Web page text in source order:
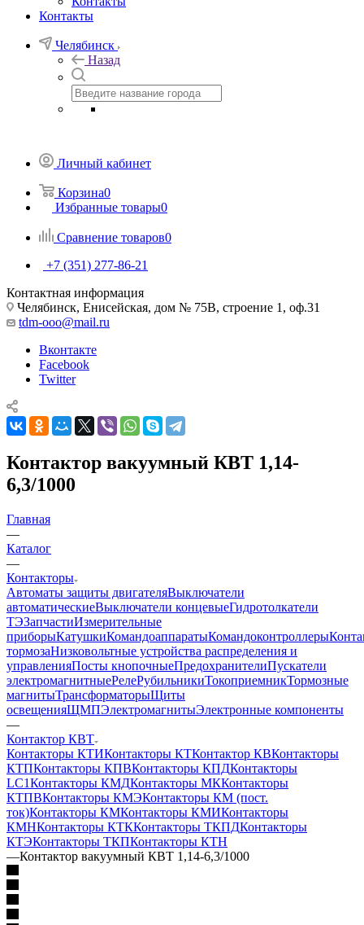
Контакты
Челябинск
Назад
Личный кабинет
Корзина0
Избранные товары0
Сравнение товаров0
+7 (351) 277-86-21
Контактная информация
Челябинск, Енисейская, дом № 75В, строение 1, оф.31
tdm-ooo@mail.ru
Вконтакте
Facebook
Twitter
Контактор вакуумный КВТ 1,14-
6,3/1000
Главная
—
Каталог
—
Контакторы
Автоматы защиты двигателяВыключатели
автоматическиеВыключатели концевыеГидротолкатели
ТЭЗапчастиИзмерительные
приборыКатушкиКомандоаппаратыКомандоконтроллеры
тормозаНизковольтные устройства распределения и
управленияПосты кнопочныеПредохранителиПускатели
электромагнитныеРелеРубильникиТокоприемникТормозные
магнитыТрансформаторыЩиты
освещенияЩМПЭлектромагнитыЭлектронные компоненты
—
Контактор КВТ
Контакторы КТИКонтакторы КТКонтактор КВКонтакторы
КТПКонтакторы КПВКонтакторы КПДКонтакторы
LC1Контакторы КМДКонтакторы МККонтакторы
КТПВКонтакторы КМЭКонтакторы КМ (пост.
ток)Контакторы КМКонтакторы КМИКонтакторы
КМНКонтакторы КТККонтакторы ТКПДКонтакторы
КТЭКонтакторы ТКПКонтакторы КТН
—Контактор вакуумный КВТ 1,14-6,3/1000